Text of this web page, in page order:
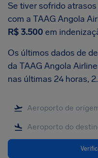
Se tiver sofrido
com a TAAG Angola
R$ 3.500 em
Os últimos dados de
da TAAG Angola
nas últimas 24 horas,